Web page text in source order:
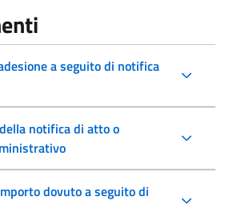
a seguito di notifica
notifica di atto o
dovuto a seguito di